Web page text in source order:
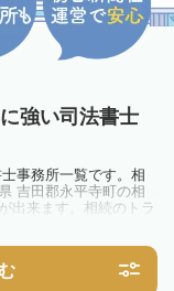
強い司法書士
事務所一覧です。相
吉田郡永平寺町の相
出来ます。相続のトラ
士に相談してみましょ